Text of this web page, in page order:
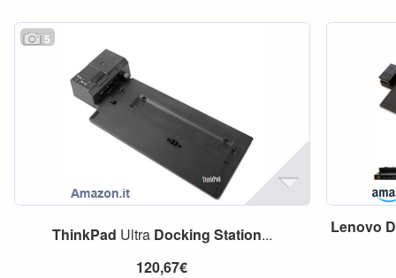
5
ThinkPad Ultra Docking Station...
120,67€
Lenovo